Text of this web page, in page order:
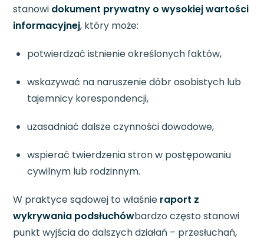
stanowi dokument prywatny o wysokiej wartości
informacyjnej, który może:
potwierdzać istnienie określonych faktów,
wskazywać na naruszenie dóbr osobistych lub
tajemnicy korespondencji,
uzasadniać dalsze czynności dowodowe,
wspierać twierdzenia stron w postępowaniu
cywilnym lub rodzinnym.
W praktyce sądowej to właśnie raport z
wykrywania podsłuchówbardzo często stanowi
punkt wyjścia do dalszych działań – przesłuchań,